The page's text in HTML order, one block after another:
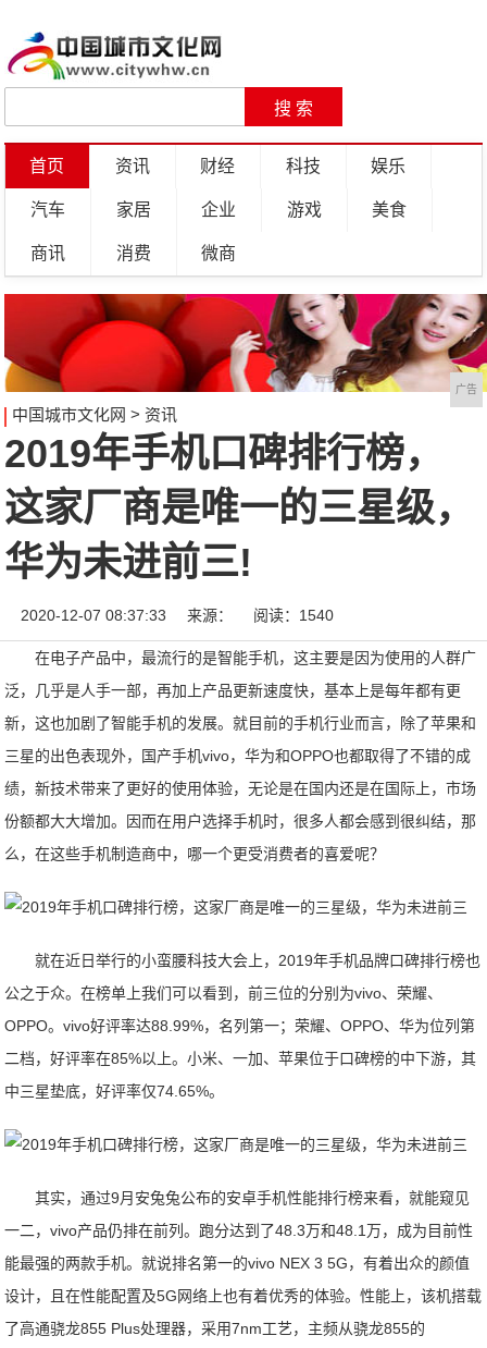
首页 资讯 财经 科技 娱乐
汽车 家居 企业 游戏 美食
商讯 消费 微商
广告
中国城市文化网 > 资讯
2019年手机口碑排行榜，
这家厂商是唯一的三星级，
华为未进前三!
2020-12-07 08:37:33 来源： 阅读：1540
在电子产品中，最流行的是智能手机，这主要是因为使用的人群广
泛，几乎是人手一部，再加上产品更新速度快，基本上是每年都有更
新，这也加剧了智能手机的发展。就目前的手机行业而言，除了苹果和
三星的出色表现外，国产手机vivo，华为和OPPO也都取得了不错的成
绩，新技术带来了更好的使用体验，无论是在国内还是在国际上，市场
份额都大大增加。因而在用户选择手机时，很多人都会感到很纠结，那
么，在这些手机制造商中，哪一个更受消费者的喜爱呢？
就在近日举行的小蛮腰科技大会上，2019年手机品牌口碑排行榜也
公之于众。在榜单上我们可以看到，前三位的分别为vivo、荣耀、
OPPO。vivo好评率达88.99%，名列第一；荣耀、OPPO、华为位列第
二档，好评率在85%以上。小米、一加、苹果位于口碑榜的中下游，其
中三星垫底，好评率仅74.65%。
其实，通过9月安兔兔公布的安卓手机性能排行榜来看，就能窥见
一二，vivo产品仍排在前列。跑分达到了48.3万和48.1万，成为目前性
能最强的两款手机。就说排名第一的vivo NEX 3 5G，有着出众的颜值
设计，且在性能配置及5G网络上也有着优秀的体验。性能上，该机搭载
了高通骁龙855 Plus处理器，采用7nm工艺，主频从骁龙855的